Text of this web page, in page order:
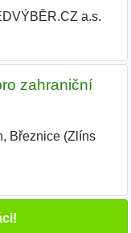
a.s.
zahraniční
Březnice (Zlíns|